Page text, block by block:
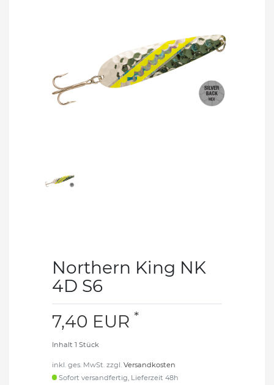
Northern King NK
4D S6
7,40 EUR *
Inhalt 1 Stück
inkl. ges. MwSt. zzgl. Versandkosten
Sofort versandfertig, Lieferzeit 48h